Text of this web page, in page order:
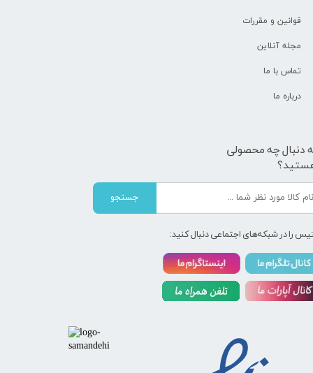
قوانین و مقررات
مجله آنلاین
تماس با ما
درباره ما
دنبال چه محصولی
جستجو
را در شبکه‌های اجتماعی دنبال کنید: